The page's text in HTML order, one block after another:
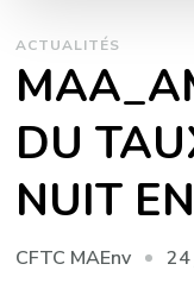
ACTUALITÉS
DU
NUIT
CFTC MAEnv